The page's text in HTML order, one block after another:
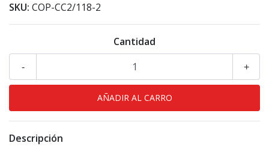
SKU: COP-CC2/118-2
Cantidad
+
-
Descripción